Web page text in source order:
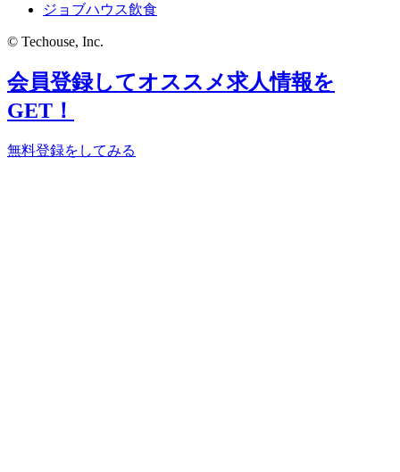
ジョブハウス飲食
© Techouse, Inc.
会員登録してオススメ求人情報を
GET！
無料登録をしてみる